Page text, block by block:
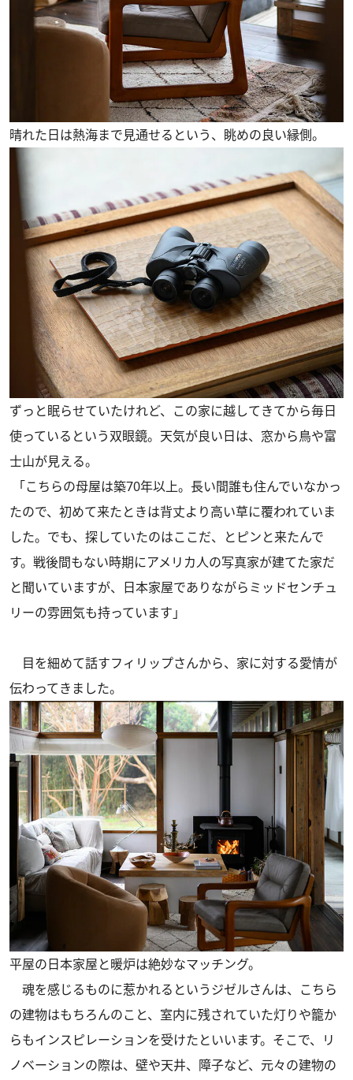
晴れた日は熱海まで見通せるという、眺めの良い縁側。
ずっと眠らせていたけれど、この家に越してきてから毎日
使っているという双眼鏡。天気が良い日は、窓から鳥や富
士山が見える。
「こちらの母屋は築70年以上。長い間誰も住んでいなかっ
たので、初めて来たときは背丈より高い草に覆われていま
した。でも、探していたのはここだ、とピンと来たんで
す。戦後間もない時期にアメリカ人の写真家が建てた家だ
と聞いていますが、日本家屋でありながらミッドセンチュ
リーの雰囲気も持っています」
目を細めて話すフィリップさんから、家に対する愛情が
伝わってきました。
平屋の日本家屋と暖炉は絶妙なマッチング。
魂を感じるものに惹かれるというジゼルさんは、こちら
の建物はもちろんのこと、室内に残されていた灯りや籠か
らもインスピレーションを受けたといいます。そこで、リ
ノベーションの際は、壁や天井、障子など、元々の建物の